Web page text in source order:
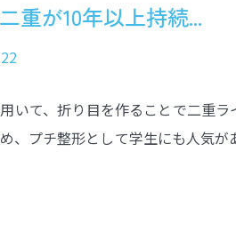
重が10年以上持続...
いて、折り目を作ることで二重ラ
、プチ整形として学生にも人気